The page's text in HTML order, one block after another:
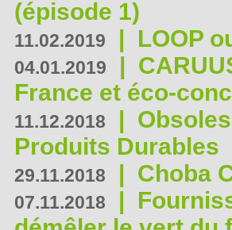
(épisode 1)
11.02.2019 | LOOP
04.01.2019 |
France et éco-
11.12.2018 |
Produits Durables
29.11.2018 | Choba
07.11.2018 |